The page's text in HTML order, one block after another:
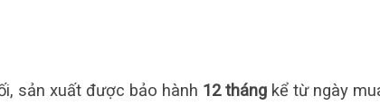
sản xuất được bảo hành 12 thángkể từ ngày